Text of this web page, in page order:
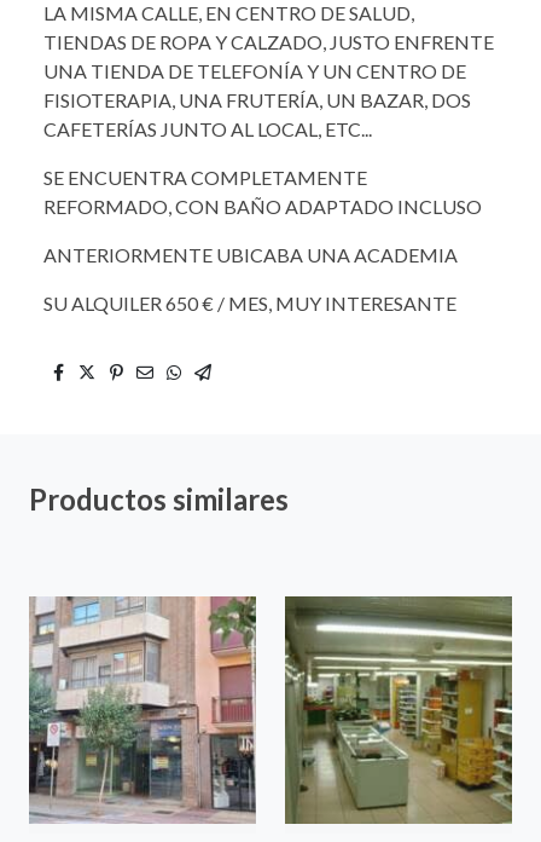
LA MISMA CALLE, EN CENTRO DE SALUD,
TIENDAS DE ROPA Y CALZADO, JUSTO ENFRENTE
UNA TIENDA DE TELEFONÍA Y UN CENTRO DE
FISIOTERAPIA, UNA FRUTERÍA, UN BAZAR, DOS
CAFETERÍAS JUNTO AL LOCAL, ETC...
SE ENCUENTRA COMPLETAMENTE
REFORMADO, CON BAÑO ADAPTADO INCLUSO
ANTERIORMENTE UBICABA UNA ACADEMIA
SU ALQUILER 650 € / MES, MUY INTERESANTE
Productos similares